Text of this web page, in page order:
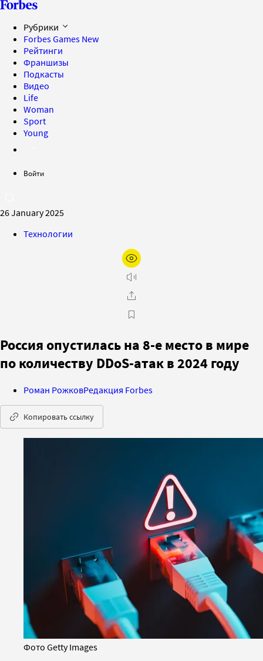
Рубрики
Forbes Games New
Рейтинги
Франшизы
Подкасты
Видео
Life
Woman
Sport
Young
Войти
26 January 2025
Технологии
Россия опустилась на 8-е место в мире
по количеству DDoS-атак в 2024 году
Роман РожковРедакция Forbes
Копировать ссылку
Фото Getty Images